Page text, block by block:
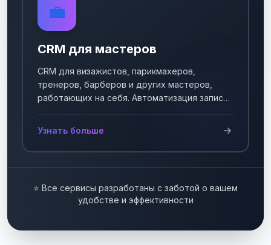
💼
CRM для мастеров
CRM для визажистов, парикмахеров,
тренеров, барберов и других мастеров,
работающих на себя. Автоматизация записи
Узнать больше
⭐ Все сервисы разработаны с заботой о вашем
удобстве и эффективности